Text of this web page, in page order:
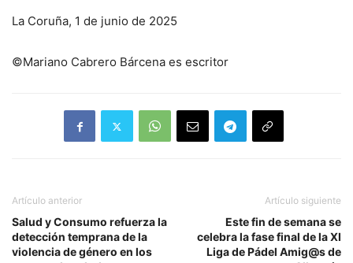
La Coruña, 1 de junio de 2025
©Mariano Cabrero Bárcena es escritor
Artículo anterior
Salud y Consumo refuerza la
detección temprana de la
violencia de género en los
Artículo siguiente
Este fin de semana se
celebra la fase final de la XI
Liga de Pádel Amig@s de